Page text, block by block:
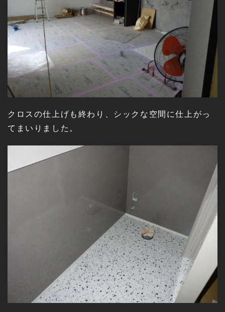
クロスの仕上げも終わり、シックな空間に仕上がっ
てまいりました。